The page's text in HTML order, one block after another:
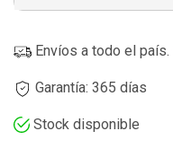
Envíos a todo el país.
Garantía: 365 días
Stock disponible